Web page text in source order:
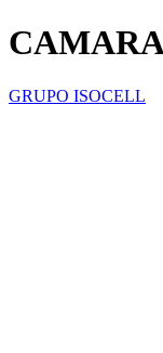
GRUPO ISOCELL